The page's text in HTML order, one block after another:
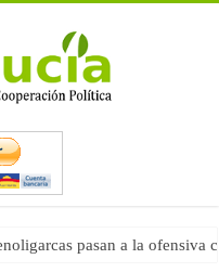
pasan a la ofensiva